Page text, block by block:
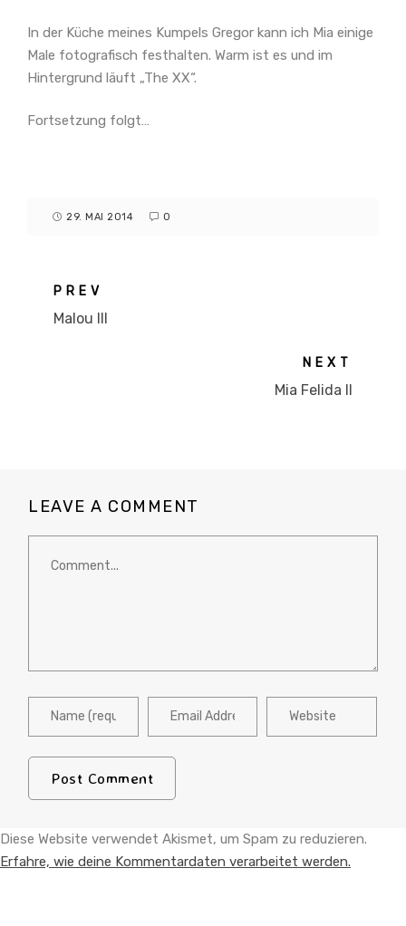
In der Küche meines Kumpels Gregor kann ich Mia einige
Male fotografisch festhalten. Warm ist es und im
Hintergrund läuft „The XX“.
Fortsetzung folgt…
29. MAI 2014 0
PREV
Malou III
NEXT
Mia Felida II
LEAVE A COMMENT
Diese Website verwendet Akismet, um Spam zu reduzieren.
Erfahre, wie deine Kommentardaten verarbeitet werden.